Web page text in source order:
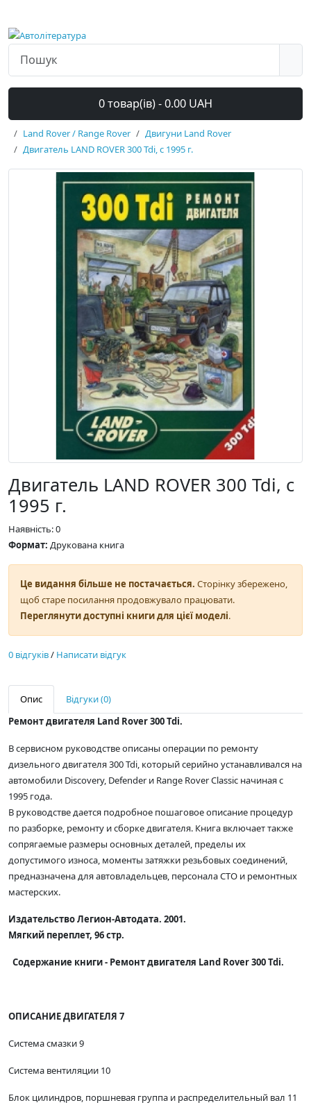
0 товар(ів) - 0.00 UAH
Land Rover / Range Rover
Двигуни Land Rover
Двигатель LAND ROVER 300 Tdi, с 1995 г.
Двигатель LAND ROVER 300 Tdi, с
1995 г.
Наявність: 0
Формат: Друкована книга
Це видання більше не постачається. Сторінку збережено,
щоб старе посилання продовжувало працювати.
Переглянути доступні книги для цієї моделі.
0 відгуків/ Написати відгук
Опис
Відгуки (0)
Ремонт двигателя Land Rover 300 Tdi.
В сервисном руководстве описаны операции по ремонту
дизельного двигателя 300 Tdi, который серийно устанавливался на
автомобили Discovery, Defender и Range Rover Classic начиная с
1995 года.
В руководстве дается подробное пошаговое описание процедур
по разборке, ремонту и сборке двигателя. Книга включает также
сопрягаемые размеры основных деталей, пределы их
допустимого износа, моменты затяжки резьбовых соединений,
предназначена для автовладельцев, персонала СТО и ремонтных
мастерских.
Издательство Легион-Автодата. 2001.
Мягкий переплет, 96 стр.
Содержание книги - Ремонт двигателя Land Rover 300 Tdi.
ОПИСАНИЕ ДВИГАТЕЛЯ 7
Система смазки 9
Система вентиляции 10
Блок цилиндров, поршневая группа и распределительный вал 11